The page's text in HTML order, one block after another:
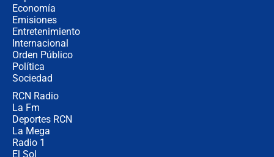
Economía
Emisiones
Entretenimiento
Internacional
Orden Público
Política
Sociedad
RCN Radio
La Fm
Deportes RCN
La Mega
Radio 1
El Sol